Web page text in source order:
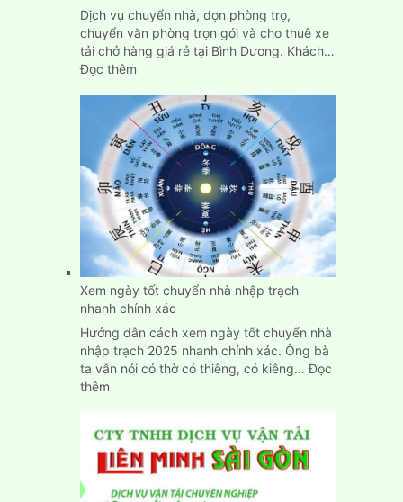
Dịch vụ chuyển nhà, dọn phòng trọ,
chuyển văn phòng trọn gói và cho thuê xe
tải chở hàng giá rẻ tại Bình Dương. Khách…
Đọc thêm:
Vụ
Chuyển
Nhà,
Dọn
Trọ
Trọn
Gói
Giá
Rẻ
Tại
Bình
Dương
Xem ngày tốt chuyển nhà nhập trạch
nhanh chính xác
Hướng dẫn cách xem ngày tốt chuyển nhà
nhập trạch 2025 nhanh chính xác. Ông bà
ta vẫn nói có thờ có thiêng, có kiêng…Đọc
thêm:
tốt
chuyển
nhà
nhập